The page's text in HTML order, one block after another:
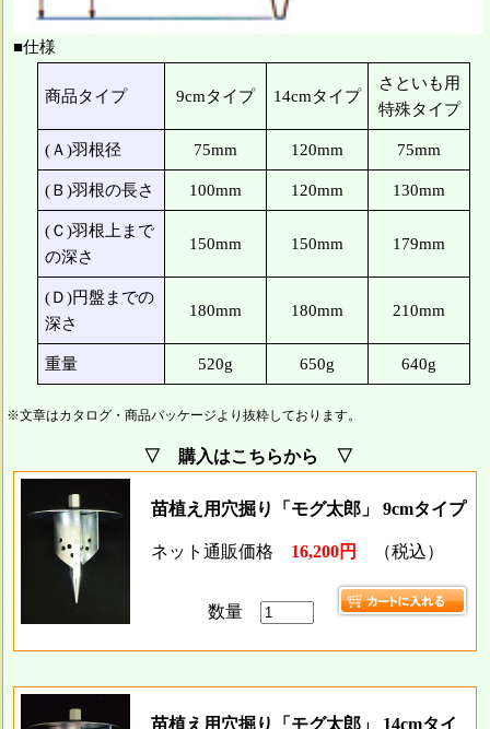
■仕様
商品タイプ 9cmタイプ 14cmタイプ
さといも用
特殊タイプ
(Ａ)羽根径 75mm 120mm 75mm
(Ｂ)羽根の長さ 100mm 120mm 130mm
(Ｃ)羽根上まで
の深さ
150mm 150mm 179mm
(Ｄ)円盤までの
深さ
180mm 180mm 210mm
重量 520g 650g 640g
※文章はカタログ・商品パッケージより抜粋しております。
▽ 購入はこちらから ▽
苗植え用穴掘り「モグ太郎」 9cmタイプ
ネット通販価格 16,200円 （税込）
数量
苗植え用穴掘り「モグ太郎」 14cmタイ